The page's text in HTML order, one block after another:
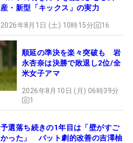
産・新型「キックス」の実力
2026年8月1日 (土) 10時15分 16
順延の準決を楽々突破も 岩
永杏奈は決勝で敗退し2位/全
米女子アマ
2026年8月10日 (月) 06時39分
1
予選落ち続きの1年目は「壁がすご
かった」 パット劇的改善の吉澤柚